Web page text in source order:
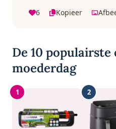
6 Kopieer
De 10 populairste
moederdag
1 2